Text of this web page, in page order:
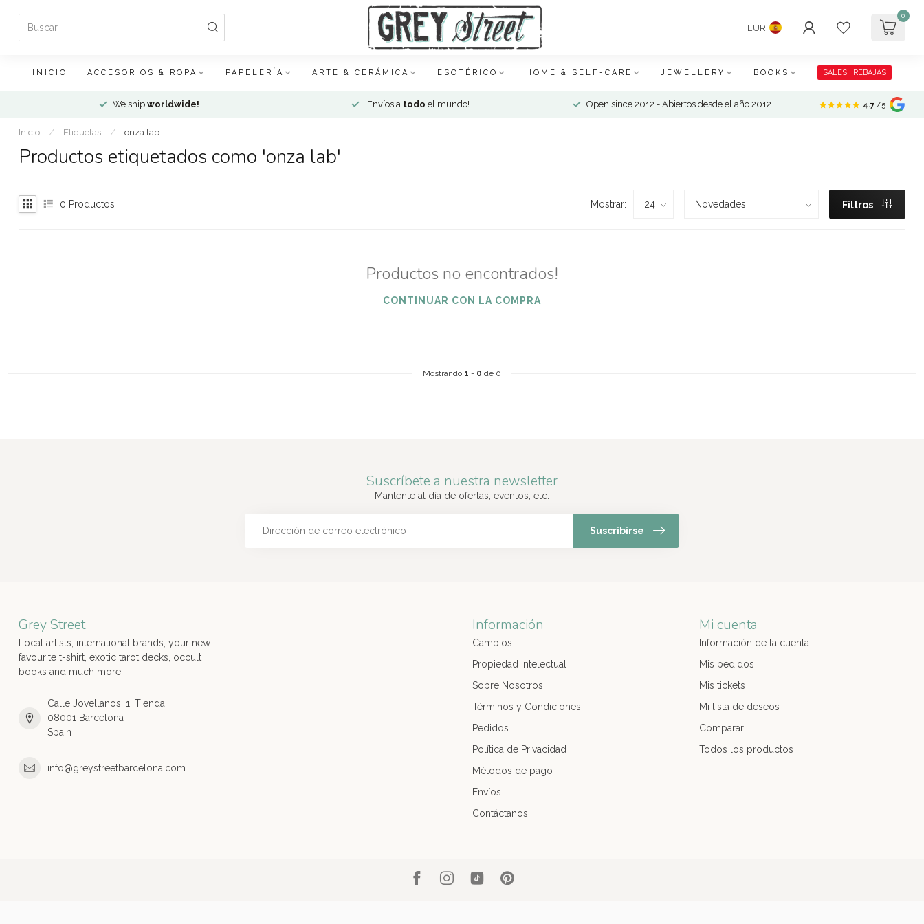
EUR
0
INICIO ACCESORIOS & ROPA PAPELERÍA ARTE & CERÁMICA ESOTÉRICO HOME & SELF-CARE JEWELLERY BOOKS SALES · REBAJAS
We ship worldwide! !Envíos a todo el mundo! Open since 2012 - Abiertos desde el año 2012 4.7 /5
Inicio / Etiquetas / onza lab
Productos etiquetados como 'onza lab'
0 Productos Mostrar: Filtros
Productos no encontrados!
CONTINUAR CON LA COMPRA
Mostrando 1 - 0 de 0
Suscríbete a nuestra newsletter
Mantente al día de ofertas, eventos, etc.
Suscribirse
Grey Street
Local artists, international brands, your new
favourite t-shirt, exotic tarot decks, occult
books and much more!
Calle Jovellanos, 1, Tienda
08001 Barcelona
Spain
info@greystreetbarcelona.com
Información
Cambios
Propiedad Intelectual
Sobre Nosotros
Términos y Condiciones
Pedidos
Política de Privacidad
Métodos de pago
Envíos
Contáctanos
Mi cuenta
Información de la cuenta
Mis pedidos
Mis tickets
Mi lista de deseos
Comparar
Todos los productos